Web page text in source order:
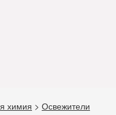
химия > Освежители